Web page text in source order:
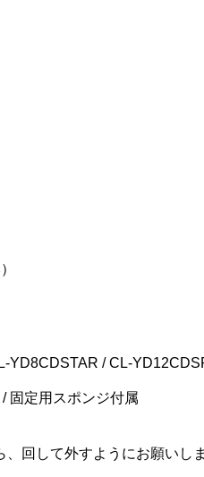
YD8CDSTAR / CL-
固定用スポンジ付属
回して外すようにお願いし